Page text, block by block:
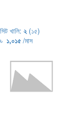
সিট খালি: ২ (১৫)
৳ ১,০১৫ /মাস